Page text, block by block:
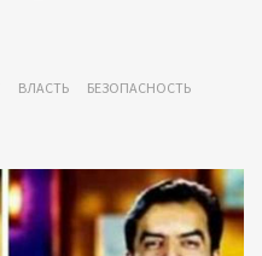
ВЛАСТЬ БЕЗОПАСНОСТЬ